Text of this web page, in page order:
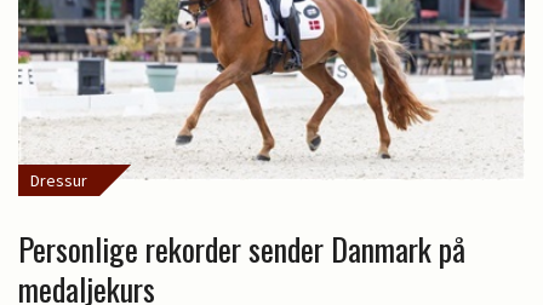
Dressur
Personlige rekorder sender Danmark på
medaljekurs